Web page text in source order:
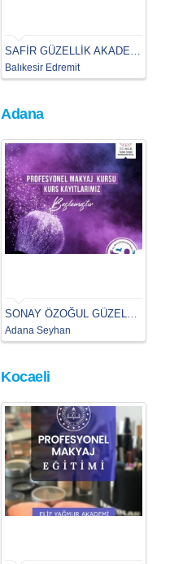
SAFİR GÜZELLİK AKADEMİSİ
Balıkesir Edremit
Adana
Adana Seyhan
Kocaeli